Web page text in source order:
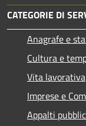
CATEGORIE DI
Anagrafe e
Cultura e
Vita lavorativa
Imprese e
Appalti